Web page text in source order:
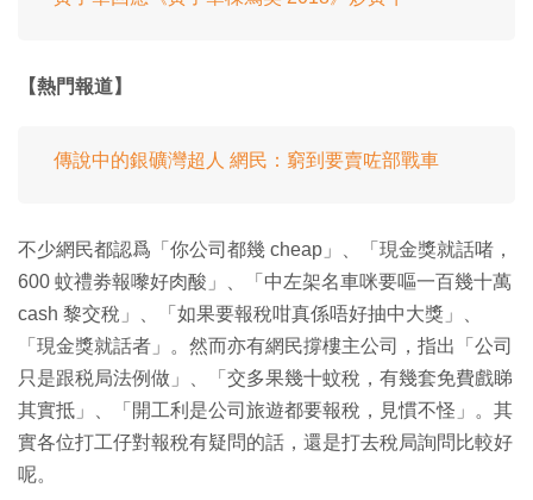
【熱門報道】
傳說中的銀礦灣超人 網民：窮到要賣咗部戰車
不少網民都認爲「你公司都幾 cheap」、「現金獎就話啫，
600 蚊禮劵報嚟好肉酸」、「中左架名車咪要嘔一百幾十萬
cash 黎交稅」、「如果要報稅咁真係唔好抽中大獎」、
「現金獎就話者」。然而亦有網民撐樓主公司，指出「公司
只是跟税局法例做」、「交多果幾十蚊稅，有幾套免費戲睇
其實抵」、「開工利是公司旅遊都要報稅，見慣不怪」。其
實各位打工仔對報稅有疑問的話，還是打去稅局詢問比較好
呢。